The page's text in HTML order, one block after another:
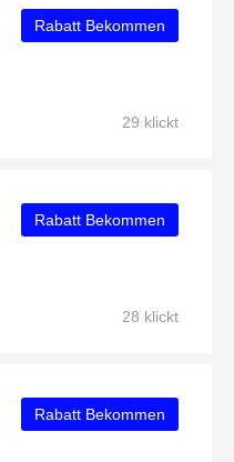
Rabatt Bekommen
29 klickt
Rabatt Bekommen
28 klickt
Rabatt Bekommen